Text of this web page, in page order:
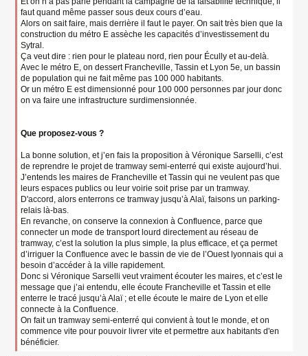
faut quand même passer sous deux cours d’eau.
Alors on sait faire, mais derrière il faut le payer. On sait très bien que la
construction du métro E assèche les capacités d’investissement du
Sytral.
Ça veut dire : rien pour le plateau nord, rien pour Écully et au-delà.
Avec le métro E, on dessert Francheville, Tassin et Lyon 5e, un bassin
de population qui ne fait même pas 100 000 habitants.
Or un métro E est dimensionné pour 100 000 personnes par jour donc
on va faire une infrastructure surdimensionnée.
Que proposez-vous ?
La bonne solution, et j’en fais la proposition à Véronique Sarselli, c’est
de reprendre le projet de tramway semi-enterré qui existe aujourd’hui.
J’entends les maires de Francheville et Tassin qui ne veulent pas que
leurs espaces publics ou leur voirie soit prise par un tramway.
D'accord, alors enterrons ce tramway jusqu’à Alaï, faisons un parking-
relais là-bas.
En revanche, on conserve la connexion à Confluence, parce que
connecter un mode de transport lourd directement au réseau de
tramway, c’est la solution la plus simple, la plus efficace, et ça permet
d’irriguer la Confluence avec le bassin de vie de l’Ouest lyonnais qui a
besoin d’accéder à la ville rapidement.
Donc si Véronique Sarselli veut vraiment écouter les maires, et c’est le
message que j’ai entendu, elle écoute Francheville et Tassin et elle
enterre le tracé jusqu’à Alaï ; et elle écoute le maire de Lyon et elle
connecte à la Confluence.
On fait un tramway semi-enterré qui convient à tout le monde, et on
commence vite pour pouvoir livrer vite et permettre aux habitants d'en
bénéficier.